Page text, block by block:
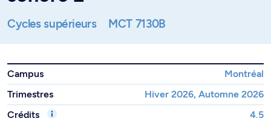
Cycles supérieurs MCT 7130B
Campus
Montréal
Trimestres
Hiver 2026, Automne 2026
Crédits
4.5